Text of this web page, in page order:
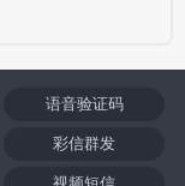
语音验证码
彩信群发